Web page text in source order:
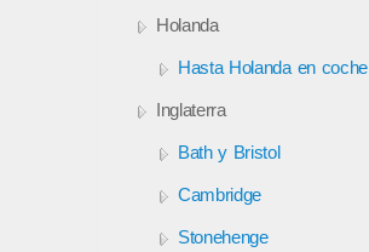
Holanda
Hasta Holanda en coche
Inglaterra
Bath y Bristol
Cambridge
Stonehenge